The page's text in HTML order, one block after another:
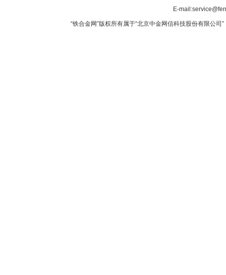
E-
“铁合金网”版权所有属于“北京中金网信科技股份有限公司